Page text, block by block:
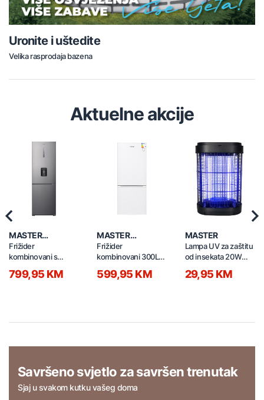
Uronite i uštedite
Velika rasprodaja bazena
Aktuelne akcije
MASTER
PROFESSIONAL
Frižider
kombinovani s
dispanzerom za
vodu 335L BCD-
799,95 KM
MASTER
PROFESSIONAL
Frižider
kombinovani 300L
BDC-310 bijeli
599,95 KM
MASTER
Lampa UV za zaštitu
od insekata 20W
QP-MLR crna
29,95 KM
Savršeno svjetlo za savršen trenutak
Sjaj u svakom kutku vašeg doma